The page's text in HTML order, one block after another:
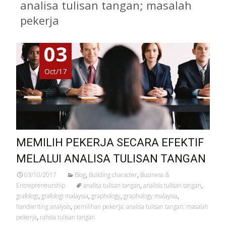
analisa tulisan tangan; masalah
pekerja
03
Oct/17
MEMILIH PEKERJA SECARA EFEKTIF
MELALUI ANALISA TULISAN TANGAN
03/10/2017 Blog, Building character, Business &
Entrepreneurship
analisa tulisan tangan, analisis tulisan tangan,
grafologi, grafologi malaysia, graphology, graphology malaysia,
handwriting analysis, pemilihan pekerja; analisa tulisan tangan; masalah
pekerja, rahsia tulisan tangan